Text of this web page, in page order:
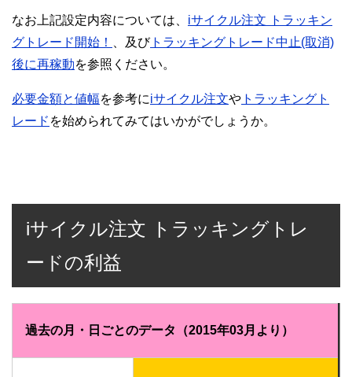
なお上記設定内容については、 iサイクル注文 トラッキン
グトレード開始！
、及びトラッキングトレード中止(取消)
後に再稼動を参照ください。
必要金額と値幅を参考にiサイクル注文や トラッキングト
レード を始められてみてはいかがでしょうか。
iサイクル注文 トラッキングトレ
ードの利益
過去の月・日ごとのデータ（2015年03月より）